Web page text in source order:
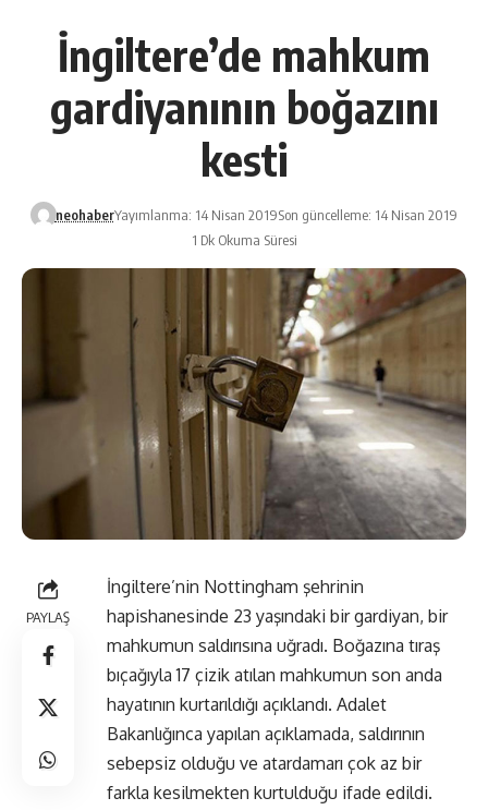
İngiltere’de mahkum
gardiyanının boğazını
kesti
neohaberYayımlanma: 14 Nisan 2019Son güncelleme: 14 Nisan 2019
1 Dk Okuma Süresi
PAYLAŞ
İngiltere’nin Nottingham şehrinin
hapishanesinde 23 yaşındaki bir gardiyan, bir
mahkumun saldırısına uğradı. Boğazına tıraş
bıçağıyla 17 çizik atılan mahkumun son anda
hayatının kurtarıldığı açıklandı. Adalet
Bakanlığınca yapılan açıklamada, saldırının
sebepsiz olduğu ve atardamarı çok az bir
farkla kesilmekten kurtulduğu ifade edildi.